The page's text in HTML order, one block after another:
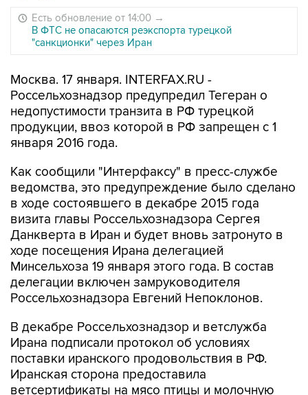
Есть обновление от 14:00 →
В ФТС не опасаются реэкспорта турецкой
"санкционки" через Иран
Москва. 17 января. INTERFAX.RU -
Россельхознадзор предупредил Тегеран о
недопустимости транзита в РФ турецкой
продукции, ввоз которой в РФ запрещен с 1
января 2016 года.
Как сообщили "Интерфаксу" в пресс-службе
ведомства, это предупреждение было сделано
в ходе состоявшего в декабре 2015 года
визита главы Россельхознадзора Сергея
Данкверта в Иран и будет вновь затронуто в
ходе посещения Ирана делегацией
Минсельхоза 19 января этого года. В состав
делегации включен замруководителя
Россельхознадзора Евгений Непоклонов.
В декабре Россельхознадзор и ветслужба
Ирана подписали протокол об условиях
поставки иранского продовольствия в РФ.
Иранская сторона предоставила
ветсертификаты на мясо птицы и молочную